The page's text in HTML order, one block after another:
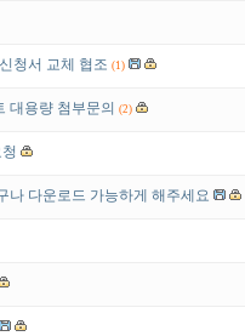
청서 교체 협조 (1)
대용량 첨부문의 (2)
나 다운로드 가능하게 해주세요